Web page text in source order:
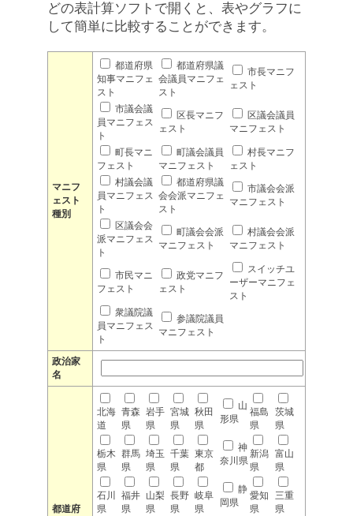
どの表計算ソフトで開くと、表やグラフに
して簡単に比較することができます。
マニフ
ェスト
種別
都道府県
知事マニフェ
スト
都道府県議
会議員マニフェ
スト
市長マニフ
ェスト
市議会議
員マニフェス
ト
区長マニフ
ェスト
区議会議員
マニフェスト
町長マニ
フェスト
町議会議員
マニフェスト
村長マニフ
ェスト
村議会議
員マニフェス
ト
都道府県議
会会派マニフェ
スト
市議会会派
マニフェスト
区議会会
派マニフェス
ト
町議会会派
マニフェスト
村議会会派
マニフェスト
市民マニ
フェスト
政党マニフ
ェスト
スイッチユ
ーザーマニフェ
スト
衆議院議
員マニフェス
ト
参議院議員
マニフェスト
政治家
名
都道府
北海
道
青森
県
岩手
県
宮城
県
秋田
県
山
形県
福島
県
茨城
県
栃木
県
群馬
県
埼玉
県
千葉
県
東京
都
神
奈川県
新潟
県
富山
県
石川
県
福井
県
山梨
県
長野
県
岐阜
県
静
岡県
愛知
県
三重
県